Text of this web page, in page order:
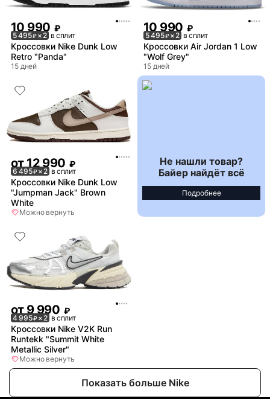
10 990 ₽
5 495₽× 2 в сплит
Кроссовки Nike Dunk Low
Retro "Panda"
15 дней
10 990 ₽
5 495₽× 2 в сплит
Кроссовки Air Jordan 1 Low
"Wolf Grey"
15 дней
от12 990 ₽
6 495₽× 2 в сплит
Кроссовки Nike Dunk Low
"Jumpman Jack" Brown
White
Можно вернуть
Не нашли товар?
Байер найдёт всё
Подробнее
от9 990 ₽
4 995₽× 2 в сплит
Кроссовки Nike V2K Run
Runtekk "Summit White
Metallic Silver"
Можно вернуть
Показать больше Nike